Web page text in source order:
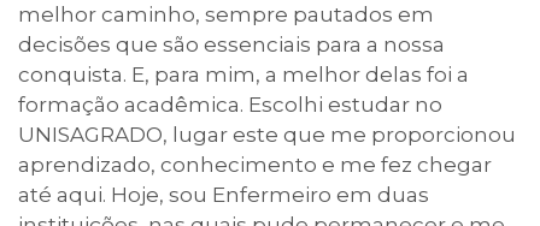
Calendário acadêmico
Internacionalização
UATI
melhor caminho, sempre pautados em
decisões que são essenciais para a nossa
conquista. E, para mim, a melhor delas foi a
formação acadêmica. Escolhi estudar no
UNISAGRADO, lugar este que me proporcionou
aprendizado, conhecimento e me fez chegar
até aqui. Hoje, sou Enfermeiro em duas